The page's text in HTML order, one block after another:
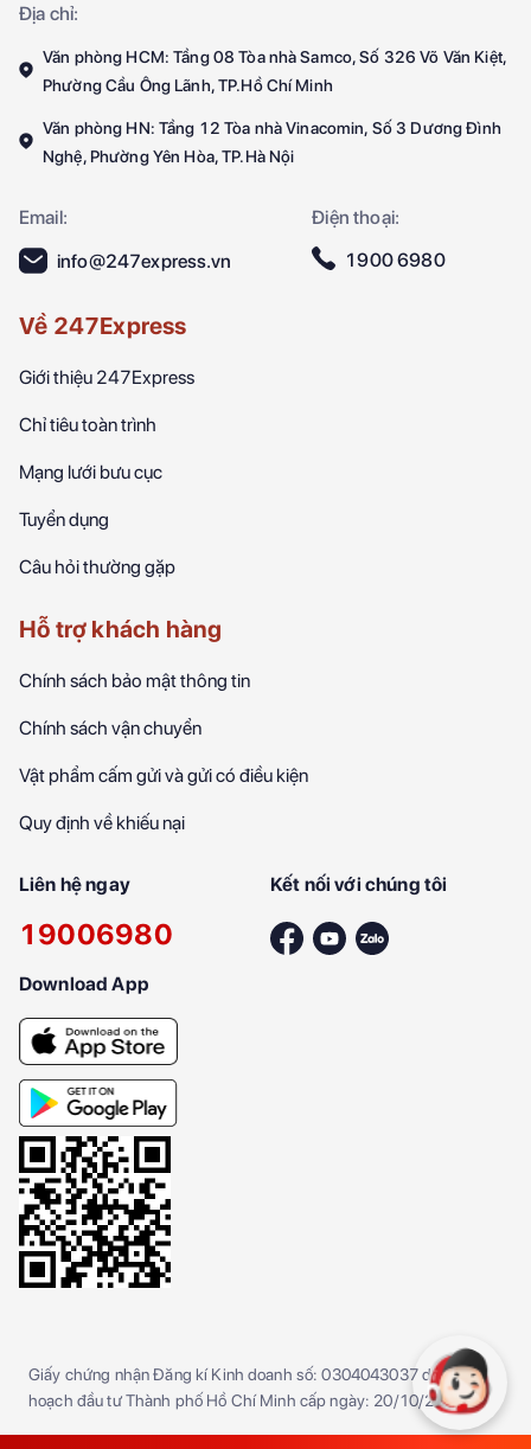
Địa chỉ:
Văn phòng HCM: Tầng 08 Tòa nhà Samco, Số 326 Võ Văn Kiệt,
Phường Cầu Ông Lãnh, TP.Hồ Chí Minh
Văn phòng HN: Tầng 12 Tòa nhà Vinacomin, Số 3 Dương Đình
Nghệ, Phường Yên Hòa, TP.Hà Nội
Email:
Điện thoại:
info@247express.vn
1900 6980
Về 247Express
Giới thiệu 247Express
Chỉ tiêu toàn trình
Mạng lưới bưu cục
Tuyển dụng
Câu hỏi thường gặp
Hỗ trợ khách hàng
Chính sách bảo mật thông tin
Chính sách vận chuyển
Vật phẩm cấm gửi và gửi có điều kiện
Quy định về khiếu nại
Liên hệ ngay
19006980
Kết nối với chúng tôi
Download App
Giấy chứng nhận Đăng kí Kinh doanh số: 0304043037 do Sở kế
hoạch đầu tư Thành phố Hồ Chí Minh cấp ngày: 20/10/2005